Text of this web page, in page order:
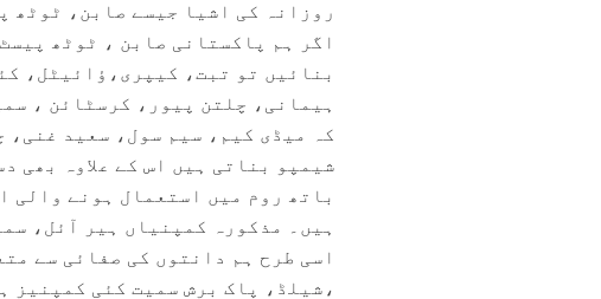
روزانہ کی اشیا جیسے صابن، ٹوٹھ
اگر ہم پاکستانی صابن ، ٹوٹھ
بنائیں تو تبت، کیپری،ؤائیٹل،
ہیمانی، چلتن پیور، کرسٹائن ،
کہ میڈی کیم، سیم سول، سعید
شیمپو بناتی ہیں اس کے علاوہ بھی
باتھ روم میں استعمال ہونے والی
ہیں۔ مذکورہ کمپنیاں ہیر آئل،
اسی طرح ہم دانتوں کی صفائی سے
،شیلڈ، پاک برش سمیت کئی کمپنیز